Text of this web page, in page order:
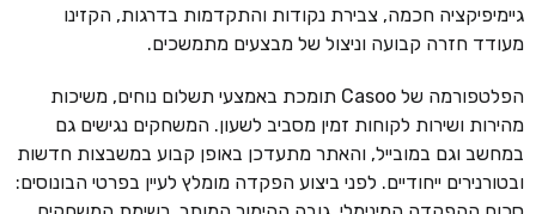
גיימיפיקציה חכמה, צבירת נקודות והתקדמות בדרגות, הקזינו
מעודד חזרה קבועה וניצול של מבצעים מתמשכים.
הפלטפורמה של Casoo תומכת באמצעי תשלום נוחים, משיכות
מהירות ושירות לקוחות זמין מסביב לשעון. המשחקים נגישים גם
במחשב וגם במובייל, והאתר מתעדכן באופן קבוע במשבצות חדשות
ובטורנירים ייחודיים. לפני ביצוע הפקדה מומלץ לעיין בפרטי הבונוסים: